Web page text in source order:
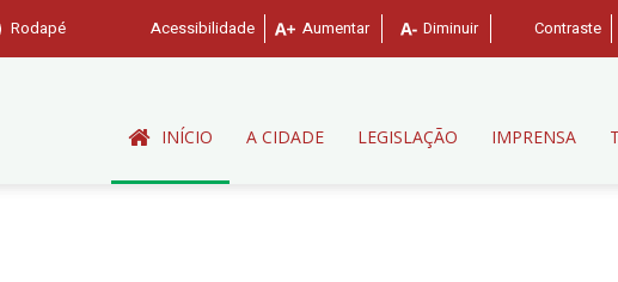
Rodapé Acessibilidade Aumentar Diminuir Contraste
INÍCIO A CIDADE LEGISLAÇÃO IMPRENSA